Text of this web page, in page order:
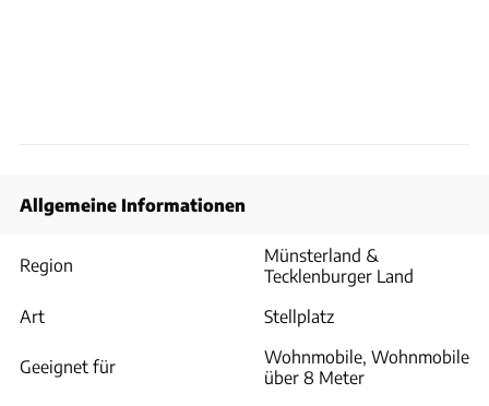
Allgemeine Informationen
Region
Münsterland &
Tecklenburger Land
Art
Stellplatz
Geeignet für
Wohnmobile, Wohnmobile
über 8 Meter